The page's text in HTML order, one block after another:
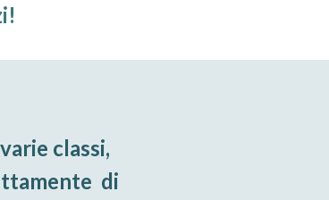
classi,
di